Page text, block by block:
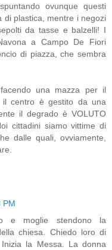
ovunque questi
di plastica, mentre i negozi
da tasse e balzelli! I
a Campo De Fiori
di piazza, che sembra
una mazza per il
centro è gestito da una
il degrado è VOLUTO
cittadini siamo vittime di
dalle quali, ovviamente,
PM
e moglie stendono la
chiesa. Chiedo loro di
la Messa. La donna